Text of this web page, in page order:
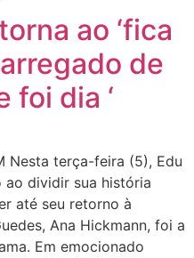
ao ‘fica
de
foi dia ‘
Nesta terça-feira (5), Edu
ao dividir sua história
até seu retorno à
Ana Hickmann, foi a
Em emocionado